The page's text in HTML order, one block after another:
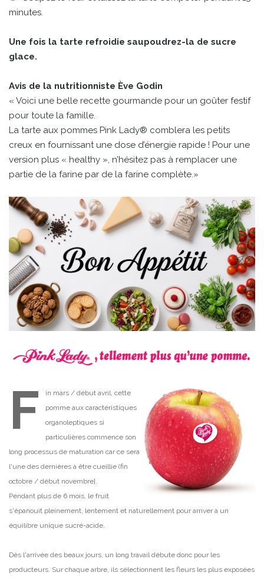
minutes.
Une fois la tarte refroidie saupoudrez-la de sucre
glace.
Avis de la nutritionniste Ève Godin
« Voici une belle recette gourmande pour un goûter festif
pour toute la famille.
La tarte aux pommes Pink Lady® comblera les petits
creux en fournissant une dose d’énergie rapide ! Pour une
version plus « healthy », n’hésitez pas à remplacer une
partie de la farine par de la farine complète.»
F
in mars / début avril, cette
pomme aux caractéristiques
organoleptiques si
particulières commence son
long processus de maturation car ce sera
l'une des dernières à être cueillie (fin
octobre / début novembre].
Pendant plus de 6 mois, le fruit
s'épanouit pleinement, lentement et naturellement pour arriver à un
équilibre unique sucré-acide.
Dès l'arrivée des beaux jours, un long travail débute donc pour les
producteurs. Sur chaque arbre, ils sélectionnent les fleurs les plus exposées